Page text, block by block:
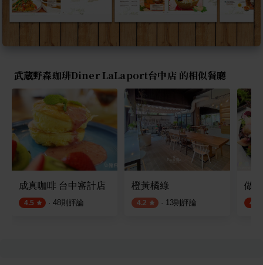
武蔵野森珈琲Diner LaLaport台中店 的相似餐廳
成真咖啡 台中審計店
4.5 · 48則評論
橙黃橘綠
4.2 · 13則評論
做
4.6